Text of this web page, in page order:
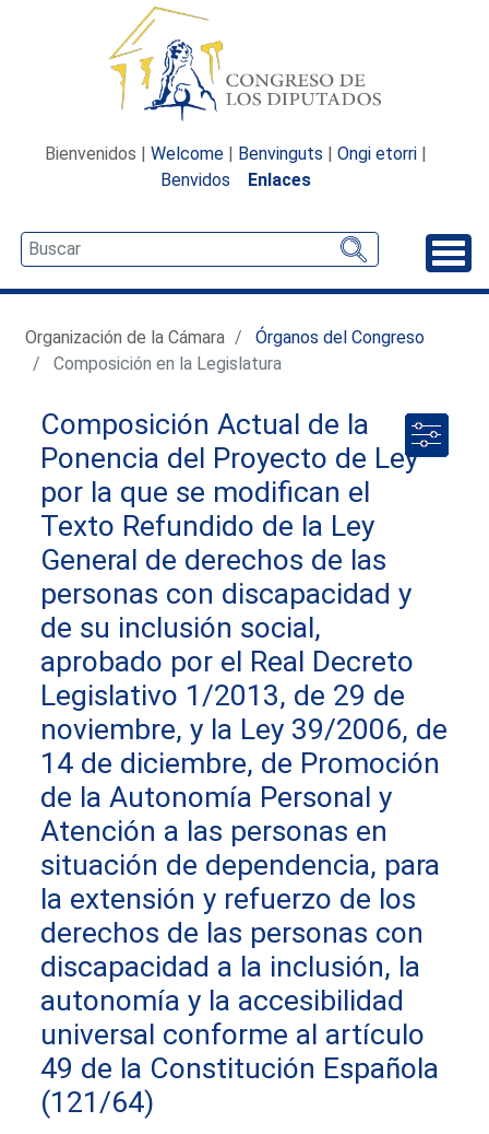
Bienvenidos | Welcome | Benvinguts | Ongi etorri |
Benvidos
Enlaces
Organización de la Cámara
Órganos del Congreso
Composición en la Legislatura
Composición Actual de la
Ponencia del Proyecto de Ley
por la que se modifican el
Texto Refundido de la Ley
General de derechos de las
personas con discapacidad y
de su inclusión social,
aprobado por el Real Decreto
Legislativo 1/2013, de 29 de
noviembre, y la Ley 39/2006, de
14 de diciembre, de Promoción
de la Autonomía Personal y
Atención a las personas en
situación de dependencia, para
la extensión y refuerzo de los
derechos de las personas con
discapacidad a la inclusión, la
autonomía y la accesibilidad
universal conforme al artículo
49 de la Constitución Española
(121/64)